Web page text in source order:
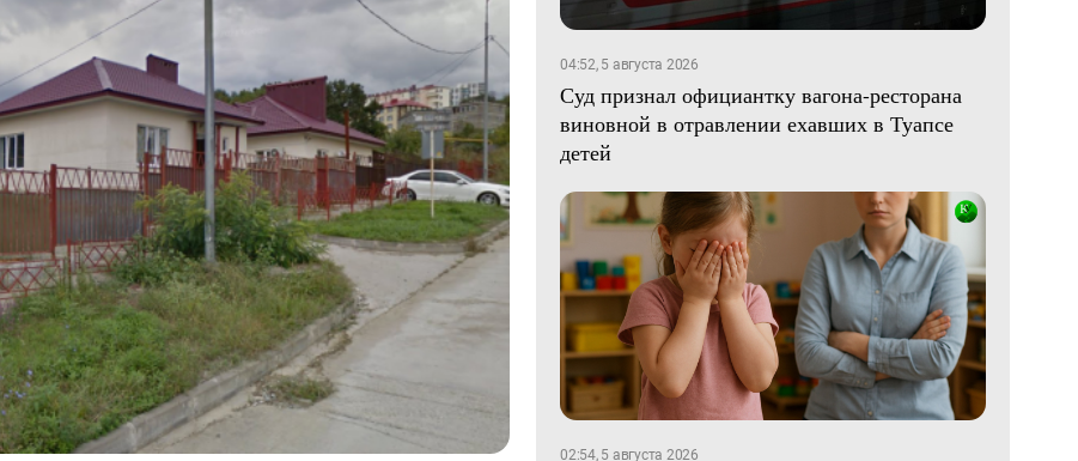
04:52, 5 августа 2026
Суд признал официантку вагона-ресторана
виновной в отравлении ехавших в Туапсе
детей
02:54, 5 августа 2026